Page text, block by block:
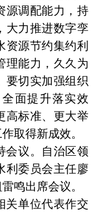
源调配能力，持
大力推进数字孪
资源节约集约利
理能力，久久为
要切实加强组织
面提升落实效
高标准、更大举
取得新成效。
会议。自治区领
利委员会主任廖
鸣出席会议。
关单位代表作交